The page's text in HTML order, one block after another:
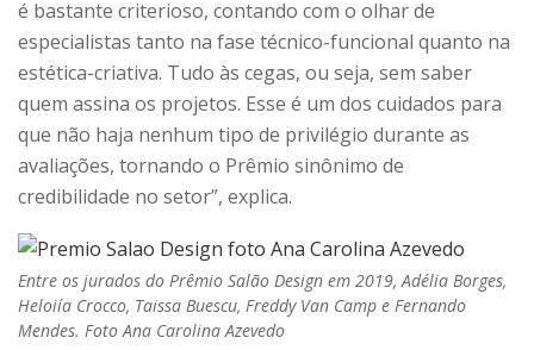
é bastante criterioso, contando com o olhar de
especialistas tanto na fase técnico-funcional quanto na
estética-criativa. Tudo às cegas, ou seja, sem saber
quem assina os projetos. Esse é um dos cuidados para
que não haja nenhum tipo de privilégio durante as
avaliações, tornando o Prêmio sinônimo de
credibilidade no setor”, explica.
Entre os jurados do Prêmio Salão Design em 2019, Adélia Borges,
Heloiía Crocco, Taissa Buescu, Freddy Van Camp e Fernando
Mendes. Foto Ana Carolina Azevedo